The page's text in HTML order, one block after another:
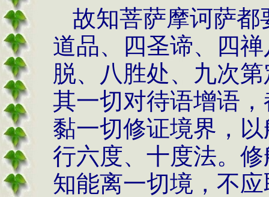
故知菩萨摩诃萨
道品、四圣谛、四
脱、八胜处、九次
其一切对待语增语
黏一切修证境界，
行六度、十度法。
知能离一切境，不